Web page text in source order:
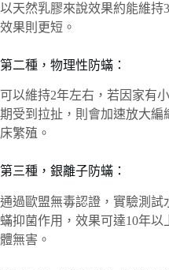
以天然乳膠來說效果約能維持
效果則更短。
第二種，物理性防蟎：
可以維持2年左右，若因家有
期受到拉扯，則會加速放大
床繁殖。
第三種，銀離子防蟎：
通過歐盟無毒認證，實驗測試
蟎抑菌作用，效果可達10年
體無害。